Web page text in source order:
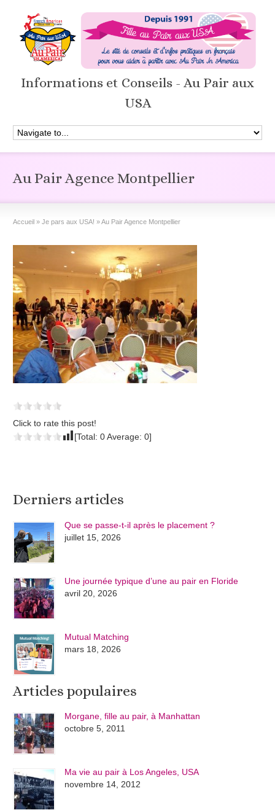
Informations et Conseils - Au Pair aux
USA
Au Pair Agence Montpellier
Accueil » Je pars aux USA! »Au Pair Agence Montpellier
Click to rate this post!
[Total:0Average:0]
Derniers articles
Que se passe-t-il après le placement ?
juillet 15, 2026
Une journée typique d’une au pair en Floride
avril 20, 2026
Mutual Matching
mars 18, 2026
Articles populaires
Morgane, fille au pair, à Manhattan
octobre 5, 2011
Ma vie au pair à Los Angeles, USA
novembre 14, 2012